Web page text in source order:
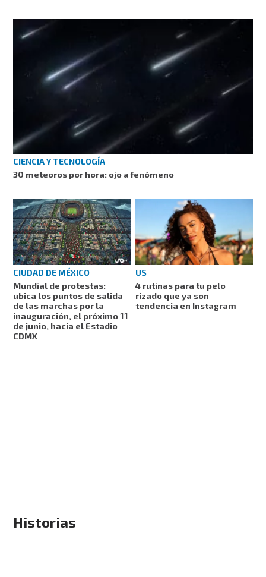
CIENCIA Y TECNOLOGÍA
30 meteoros por hora: ojo a fenómeno
CIUDAD DE MÉXICO
Mundial de protestas:
ubica los puntos de salida
de las marchas por la
inauguración, el próximo 11
de junio, hacia el Estadio
CDMX
US
4 rutinas para tu pelo
rizado que ya son
tendencia en Instagram
Historias